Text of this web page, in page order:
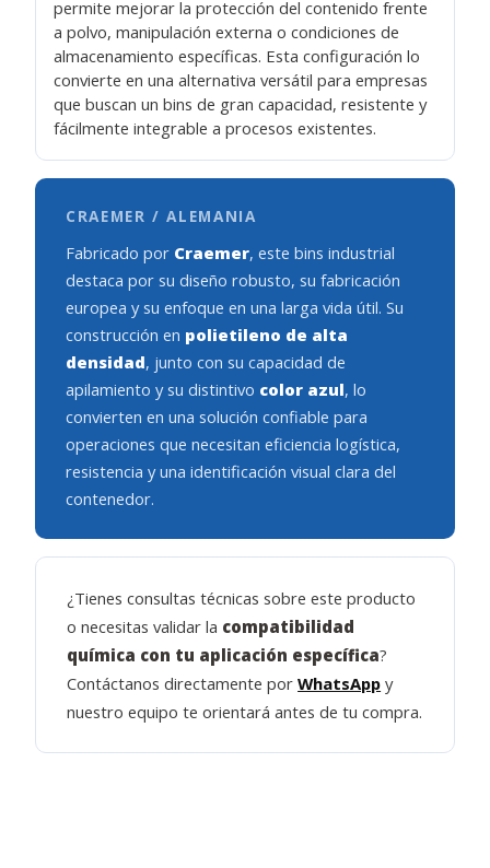
permite mejorar la protección del contenido frente
a polvo, manipulación externa o condiciones de
almacenamiento específicas. Esta configuración lo
convierte en una alternativa versátil para empresas
que buscan un bins de gran capacidad, resistente y
fácilmente integrable a procesos existentes.
CRAEMER / ALEMANIA
Fabricado por Craemer, este bins industrial
destaca por su diseño robusto, su fabricación
europea y su enfoque en una larga vida útil. Su
construcción en polietileno de alta
densidad, junto con su capacidad de
apilamiento y su distintivo color azul, lo
convierten en una solución confiable para
operaciones que necesitan eficiencia logística,
resistencia y una identificación visual clara del
contenedor.
¿Tienes consultas técnicas sobre este producto
o necesitas validar la compatibilidad
química con tu aplicación específica?
Contáctanos directamente porWhatsApp y
nuestro equipo te orientará antes de tu compra.